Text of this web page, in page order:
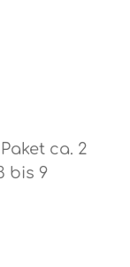
0 von 5
ca. 2
bis 9